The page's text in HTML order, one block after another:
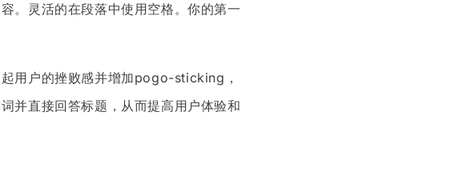
。灵活的在段落中使用空格。你的第一
用户的挫败感并增加pogo-sticking，
并直接回答标题，从而提高用户体验和